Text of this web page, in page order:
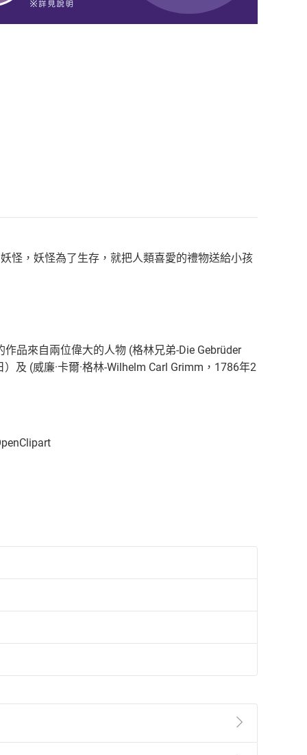
怪，妖怪為了生存，就把人類喜愛的禮物送給小孩
品來自兩位偉大的人物 (格林兄弟-Die Gebrüder
及 (威廉·卡爾·格林-Wilhelm Carl Grimm，1786年2